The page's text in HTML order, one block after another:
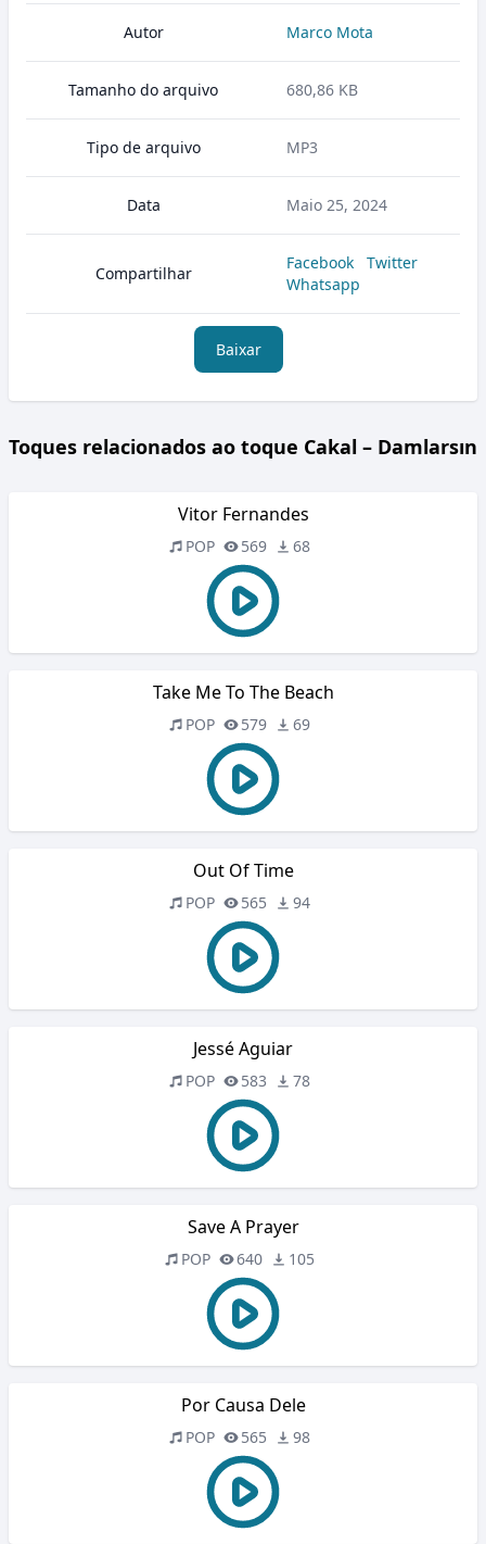
Autor Marco Mota
Tamanho do arquivo 680,86 KB
Tipo de arquivo MP3
Data Maio 25, 2024
Compartilhar
Facebook
Twitter
Whatsapp
Baixar
Toques relacionados ao toque Cakal – Damlarsın
Vitor Fernandes
POP 569 68
Take Me To The Beach
POP 579 69
Out Of Time
POP 565 94
Jessé Aguiar
POP 583 78
Save A Prayer
POP 640 105
Por Causa Dele
POP 565 98